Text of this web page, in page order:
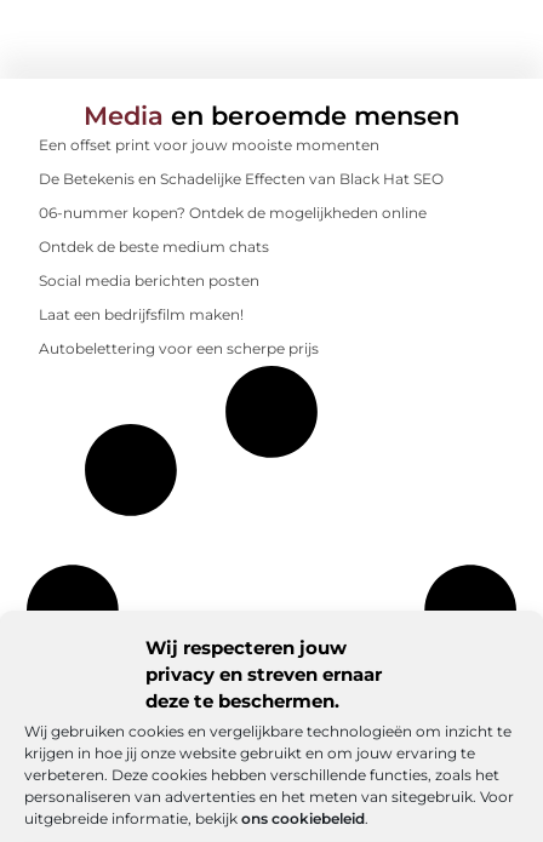
Wij respecteren jouw
privacy en streven ernaar
deze te beschermen.
Wij gebruiken cookies en vergelijkbare technologieën om inzicht te
krijgen in hoe jij onze website gebruikt en om jouw ervaring te
verbeteren. Deze cookies hebben verschillende functies, zoals het
personaliseren van advertenties en het meten van sitegebruik. Voor
uitgebreide informatie, bekijk ons cookiebeleid.
Media en beroemde mensen
Een offset print voor jouw mooiste momenten
De Betekenis en Schadelijke Effecten van Black Hat SEO
06-nummer kopen? Ontdek de mogelijkheden online
Ontdek de beste medium chats
Social media berichten posten
Laat een bedrijfsfilm maken!
Autobelettering voor een scherpe prijs